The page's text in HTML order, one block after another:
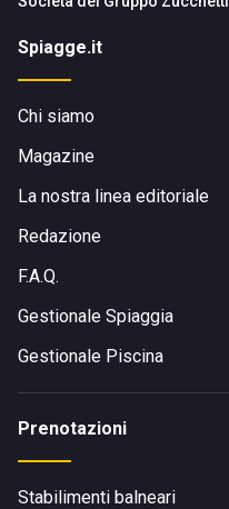
Spiagge.it
Chi siamo
Magazine
La nostra linea editoriale
Redazione
F.A.Q.
Gestionale Spiaggia
Gestionale Piscina
Prenotazioni
Stabilimenti balneari